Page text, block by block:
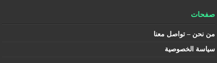
صفحات
من نحن – تواصل معنا
سياسة الخصوصية